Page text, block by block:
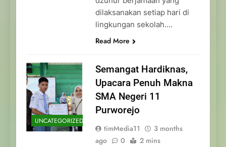
dilaksanakan setiap hari di
lingkungan sekolah….
Read More
UNCATEGORIZED
Semangat Hardiknas,
Upacara Penuh Makna
SMA Negeri 11
Purworejo
timMedia11
3 months
ago
0 2 mins